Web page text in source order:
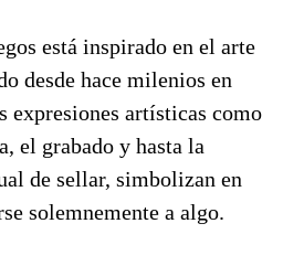
está inspirado en el arte
desde hace milenios en
expresiones artísticas como
el grabado y hasta la
de sellar, simbolizan en
solemnemente a algo.